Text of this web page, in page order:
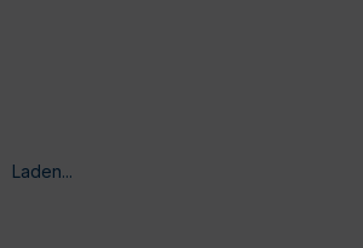
Laden...